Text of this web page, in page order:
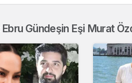
Ebru Gündeşin Eşi Murat